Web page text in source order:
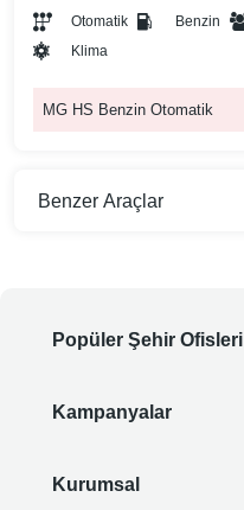
Otomatik Benzin
Klima
MG HS Benzin Otomatik
Benzer Araçlar
Popüler Şehir Ofisleri
Kampanyalar
Kurumsal